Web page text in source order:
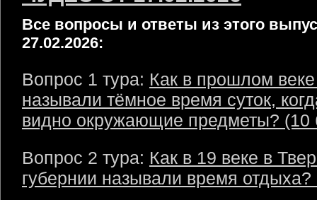
Все вопросы и ответы из этого
27.02.2026:
Вопрос 1 тура: Как в прошлом
называли тёмное время суток,
видно окружающие предметы? (10
Вопрос 2 тура: Как в 19 веке в
губернии называли время отдыха?